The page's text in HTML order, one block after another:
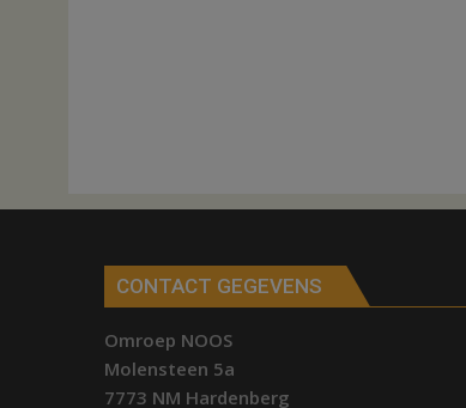
CONTACT GEGEVENS
Omroep NOOS
Molensteen 5a
7773 NM Hardenberg